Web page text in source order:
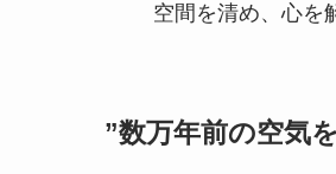
空間を清め、心を
”数万年前の空気